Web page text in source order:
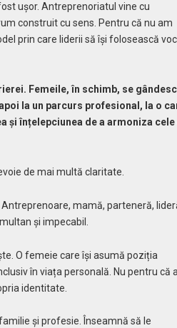
ușor. Antreprenoriatul vine cu
construit cu sens. Pentru că nu am
prin care liderii să își folosească
Femeile, în schimb, se
la un parcurs profesional, la o
și înțelepciunea de a armoniza cele
de mai multă claritate.
mamă, parteneră,
și impecabil.
O femeie care își asumă poziția
în viața personală. Nu pentru că
identitate.
și profesie. Înseamnă să le